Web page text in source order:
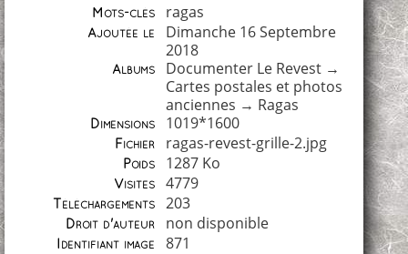
Mots-clés ragas
Ajoutée le
Dimanche 16 Septembre
2018
Albums Documenter Le Revest→
Cartes postales et photos
anciennes → Ragas
Dimensions 1019*1600
Fichier ragas-revest-grille-2.jpg
Poids 1287 Ko
Visites 4779
Téléchargements 203
Droit d'auteur non disponible
Identifiant image 871